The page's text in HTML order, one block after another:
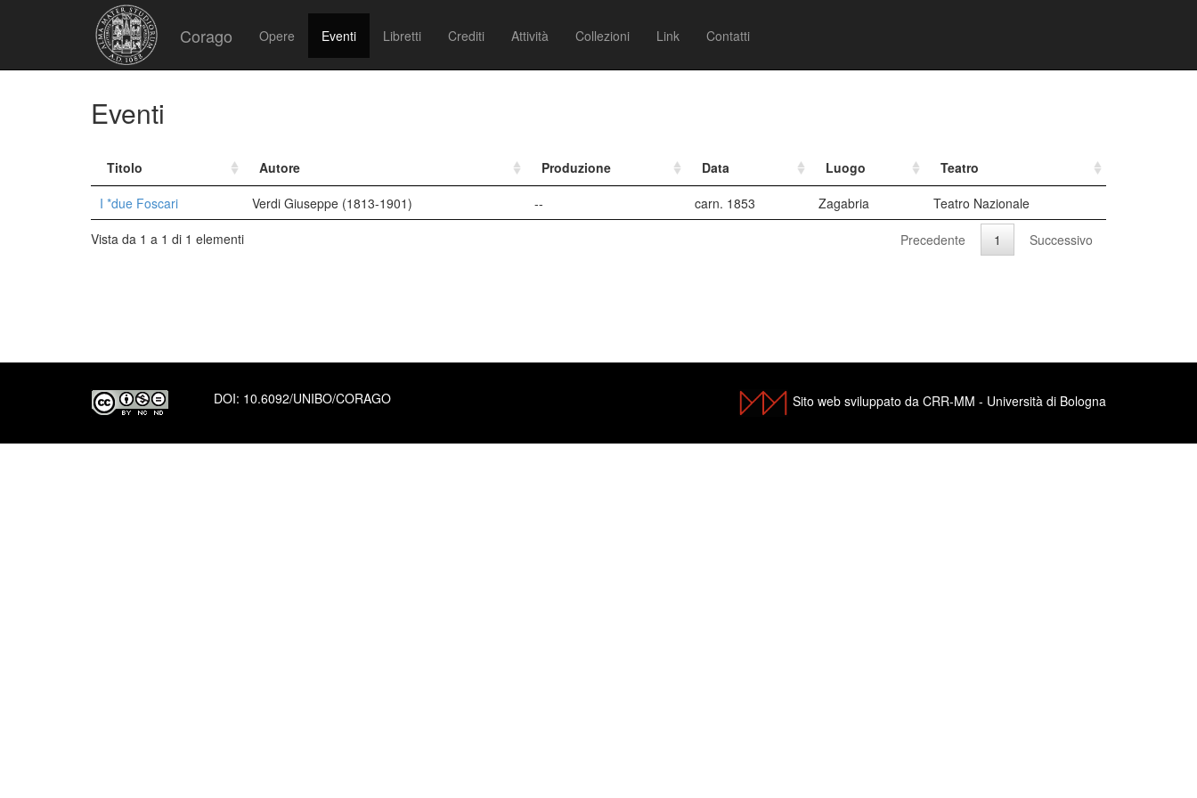
Corago Opere Eventi Libretti Crediti Attività Collezioni Link Contatti
Eventi
Titolo Autore Produzione Data Luogo
Teatro
I *due Foscari
Verdi Giuseppe (1813-1901) -- carn. 1853 Zagabria
Teatro Nazionale
Vista da 1 a 1 di 1 elementi
Precedente 1 Successivo
DOI: 10.6092/UNIBO/CORAGO Sito web sviluppato da CRR-MM - Università di Bologna